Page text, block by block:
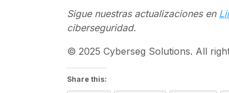
Sigue nuestras actualizaciones en
ciberseguridad.
© 2025 Cyberseg Solutions. All
Share this: